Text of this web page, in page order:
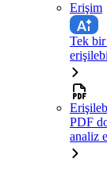
Erişim
Tek bir
PDF
analiz